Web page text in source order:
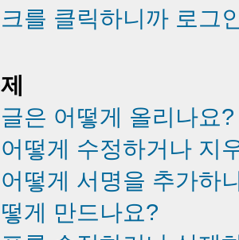
를 클릭하니까 로그
은 어떻게 올리나요?
떻게 수정하거나 지
떻게 서명을 추가하
게 만드나요?